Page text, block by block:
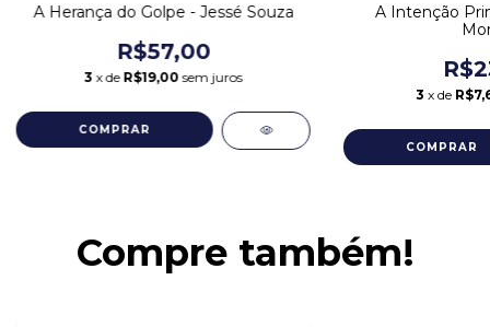
A Herança do Golpe - Jessé Souza
R$57,00
3 x de R$19,00 sem juros
A Intenção
3 x de
Compre também!